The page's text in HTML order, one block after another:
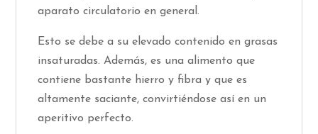
aparato circulatorio en general.
Esto se debe a su elevado contenido en grasas
insaturadas. Además, es una alimento que
contiene bastante hierro y fibra y que es
altamente saciante, convirtiéndose así en un
aperitivo perfecto.